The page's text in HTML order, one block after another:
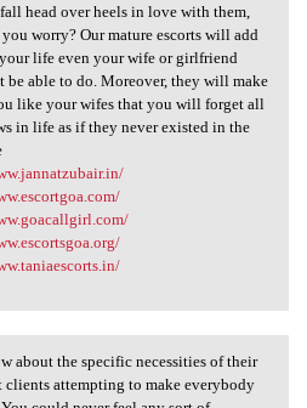
head over heels in love with them,
worry? Our mature escorts will add
life even your wife or girlfriend
be able to do. Moreover, they will make
like your wifes that you will forget all
in life as if they never existed in the
about the specific
about the specific necessities of their
clients attempting to make everybody